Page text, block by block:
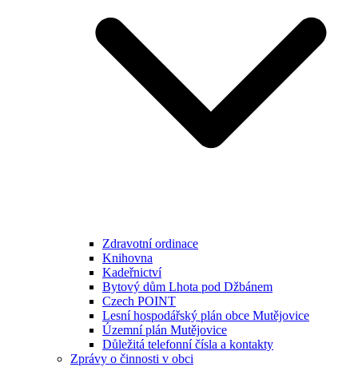
Zdravotní ordinace
Knihovna
Kadeřnictví
Bytový dům Lhota pod Džbánem
Czech POINT
Lesní hospodářský plán obce Mutějovice
Územní plán Mutějovice
Důležitá telefonní čísla a kontakty
Zprávy o činnosti v obci